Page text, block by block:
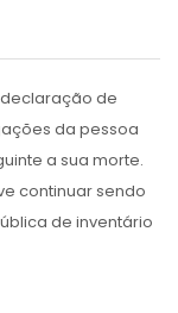
declaração de
da pessoa
a sua morte.
continuar sendo
de inventário